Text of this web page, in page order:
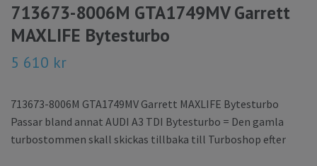
713673-8006M GTA1749MV Garrett
MAXLIFE Bytesturbo
5 610 kr
713673-8006M GTA1749MV Garrett MAXLIFE Bytesturbo
Passar bland annat AUDI A3 TDI Bytesturbo = Den gamla
turbostommen skall skickas tillbaka till Turboshop efter